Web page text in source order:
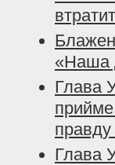
«Наша
Глава
прийме
правду
Глава